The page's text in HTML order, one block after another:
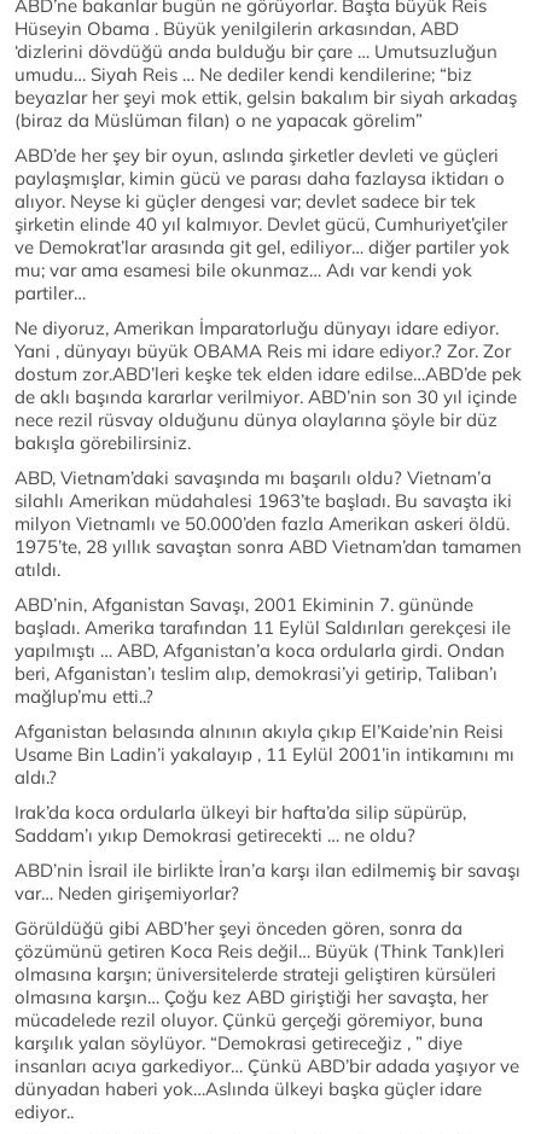
ABD’ne bakanlar bugün ne görüyorlar. Başta büyük Reis
Hüseyin Obama . Büyük yenilgilerin arkasından, ABD
‘dizlerini dövdüğü anda bulduğu bir çare … Umutsuzluğun
umudu… Siyah Reis … Ne dediler kendi kendilerine; “biz
beyazlar her şeyi mok ettik, gelsin bakalım bir siyah arkadaş
(biraz da Müslüman filan) o ne yapacak görelim”
ABD’de her şey bir oyun, aslında şirketler devleti ve güçleri
paylaşmışlar, kimin gücü ve parası daha fazlaysa iktidarı o
alıyor. Neyse ki güçler dengesi var; devlet sadece bir tek
şirketin elinde 40 yıl kalmıyor. Devlet gücü, Cumhuriyet’çiler
ve Demokrat’lar arasında git gel, ediliyor… diğer partiler yok
mu; var ama esamesi bile okunmaz… Adı var kendi yok
partiler…
Ne diyoruz, Amerikan İmparatorluğu dünyayı idare ediyor.
Yani , dünyayı büyük OBAMA Reis mi idare ediyor.? Zor. Zor
dostum zor.ABD’leri keşke tek elden idare edilse…ABD’de pek
de aklı başında kararlar verilmiyor. ABD’nin son 30 yıl içinde
nece rezil rüsvay olduğunu dünya olaylarına şöyle bir düz
bakışla görebilirsiniz.
ABD, Vietnam’daki savaşında mı başarılı oldu? Vietnam’a
silahlı Amerikan müdahalesi 1963’te başladı. Bu savaşta iki
milyon Vietnamlı ve 50.000’den fazla Amerikan askeri öldü.
1975’te, 28 yıllık savaştan sonra ABD Vietnam’dan tamamen
atıldı.
ABD’nin, Afganistan Savaşı, 2001 Ekiminin 7. gününde
başladı. Amerika tarafından 11 Eylül Saldırıları gerekçesi ile
yapılmıştı … ABD, Afganistan’a koca ordularla girdi. Ondan
beri, Afganistan’ı teslim alıp, demokrasi’yi getirip, Taliban’ı
mağlup’mu etti..?
Afganistan belasında alnının akıyla çıkıp El’Kaide’nin Reisi
Usame Bin Ladin’i yakalayıp , 11 Eylül 2001’in intikamını mı
aldı.?
Irak’da koca ordularla ülkeyi bir hafta’da silip süpürüp,
Saddam’ı yıkıp Demokrasi getirecekti … ne oldu?
ABD’nin İsrail ile birlikte İran’a karşı ilan edilmemiş bir savaşı
var… Neden girişemiyorlar?
Görüldüğü gibi ABD’her şeyi önceden gören, sonra da
çözümünü getiren Koca Reis değil… Büyük (Think Tank)leri
olmasına karşın; üniversitelerde strateji geliştiren kürsüleri
olmasına karşın… Çoğu kez ABD giriştiği her savaşta, her
mücadelede rezil oluyor. Çünkü gerçeği göremiyor, buna
karşılık yalan söylüyor. “Demokrasi getireceğiz , ” diye
insanları acıya garkediyor… Çünkü ABD’bir adada yaşıyor ve
dünyadan haberi yok…Aslında ülkeyi başka güçler idare
ediyor..